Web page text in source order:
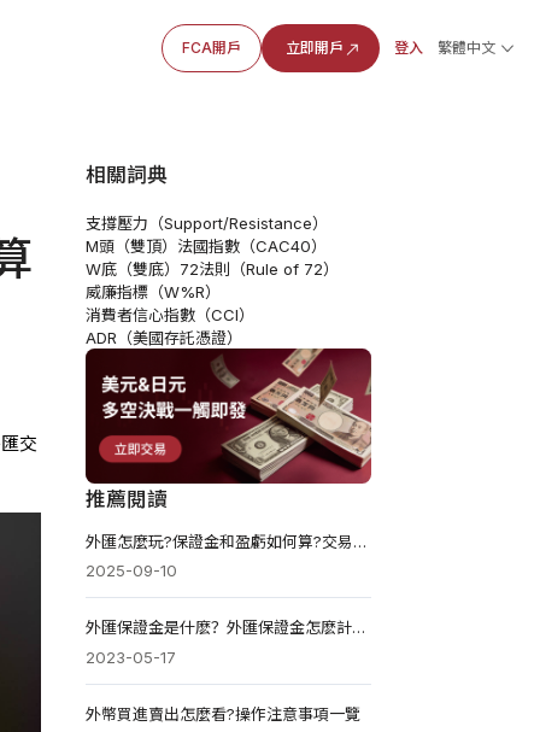
FCA開戶 立即開戶 登入 繁體中文
交
相關詞典
支撐壓力（Support/Resistance）
M頭（雙頂） 法國指數（CAC40）
W底（雙底） 72法則（Rule of 72）
威廉指標（W%R）
消費者信心指數（CCI）
ADR（美國存託憑證）
推薦閱讀
外匯怎麼玩?保證金和盈虧如何算?交易時間和工具介紹
2025-09-10
外匯保證金是什麽？外匯保證金怎麽計算？
2023-05-17
外幣買進賣出怎麼看?操作注意事項一覽